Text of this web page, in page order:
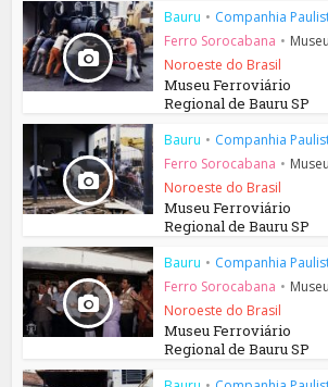
Bauru • Companhia
Ferro Sorocabana •
Noroeste do Brasil
Museu Ferroviário
Regional de Bauru SP
Bauru • Companhia
Ferro Sorocabana •
Noroeste do Brasil
Museu Ferroviário
Regional de Bauru SP
Bauru • Companhia
Ferro Sorocabana •
Noroeste do Brasil
Museu Ferroviário
Regional de Bauru SP